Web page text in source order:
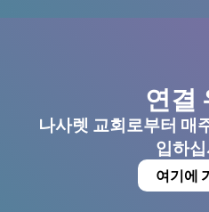
연결
나사렛 교회로부터 매
입하
여기에